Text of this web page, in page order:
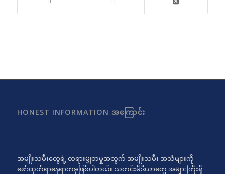
HONEST INFORMATION အကြောင်း
အမျိုးသမီးတွေရဲ့ တရားမျှတမှုအတွက် အမျိုးသမီး အသံများကို
ဖော်ထုတ်ရာနေရာတခုဖြစ်ပါတယ်။ သတင်းမီဒီယာတွေ အများကြီးရှိ